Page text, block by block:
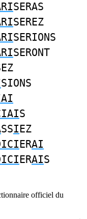
SERAS
SEREZ
SERIONS
SERONT
SIONS
S
SSIEZ
ERAI
ERAIS
officiel du